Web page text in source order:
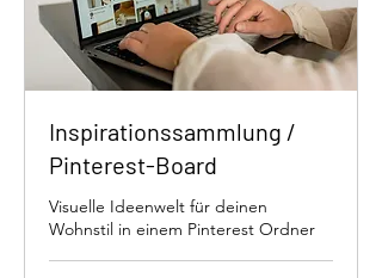
Inspirationssammlung /
Pinterest-Board
Visuelle Ideenwelt für deinen
Wohnstil in einem Pinterest Ordner